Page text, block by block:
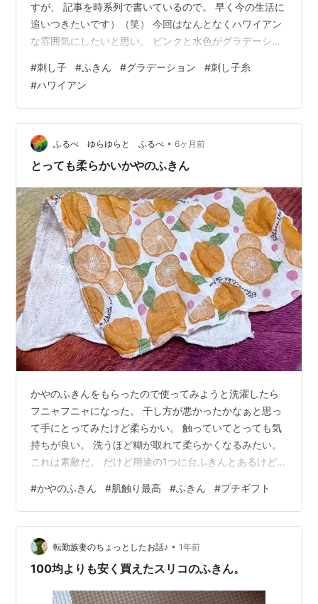
すが、 記事を時系列で書いているので。 早く今の生活に
追いつきたいです）（笑） 今回はなんとなくハワイアン
な雰囲気にしたいと思い、 ピンクと水色がグラデーショ
まく出ないようです。 だいぶ明るく加工しているんです
が……。 こちらが使用した糸です。 こっちは色味がきれ
いに出てますね。 色はきれいなんですが、けっこう太い
糸で、 針も太いものを使いました。 一本どりだと目立た
ないかと思い、 二本どりにしましたが、 糸の減りが早い
ことといったら（笑…
#刺し子 #ふきん #グラデーション #刺し子糸
#ハワイアン
ふるべ ゆらゆらと ふるべ • 6ヶ月前
とっても柔らかいかやのふきん
かやのふきんをもらったので使ってみようと洗濯したら
フニャフニャになった。 干し方が悪かったかなぁと思っ
て手にとってみたけど柔らかい。 触っていてとっても気
持ちが良い。 洗うほど糊が取れて柔らかくなるみたい。
これは素敵だ。 だけど用途の1つに台ふきんとあるけど、
を拭くのに使おう。 こういう良いふきんは自然派とかこ
だわる人へのプレゼントに良いと思う。 Twitter(X)で有
名な自然派な人に会う機会はないけど、サロンを開いて
いるからもし施術を受けるとしたら色々情報を教えても
らったお礼はどうする？と妄想して、高すぎずじゃまに
#かやのふきん #肌触り最高 #ふきん #プチギフト
転勤族妻のちょっとしたお話♪ • 1年前
100均よりも安く買えたスリコのふきん。